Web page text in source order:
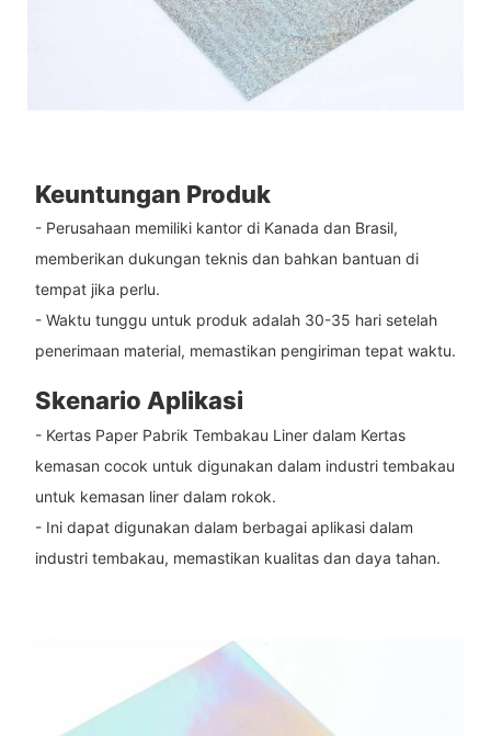
Keuntungan Produk
- Perusahaan memiliki kantor di Kanada dan Brasil,
memberikan dukungan teknis dan bahkan bantuan di
tempat jika perlu.
- Waktu tunggu untuk produk adalah 30-35 hari setelah
penerimaan material, memastikan pengiriman tepat waktu.
Skenario Aplikasi
- Kertas Paper Pabrik Tembakau Liner dalam Kertas
kemasan cocok untuk digunakan dalam industri tembakau
untuk kemasan liner dalam rokok.
- Ini dapat digunakan dalam berbagai aplikasi dalam
industri tembakau, memastikan kualitas dan daya tahan.